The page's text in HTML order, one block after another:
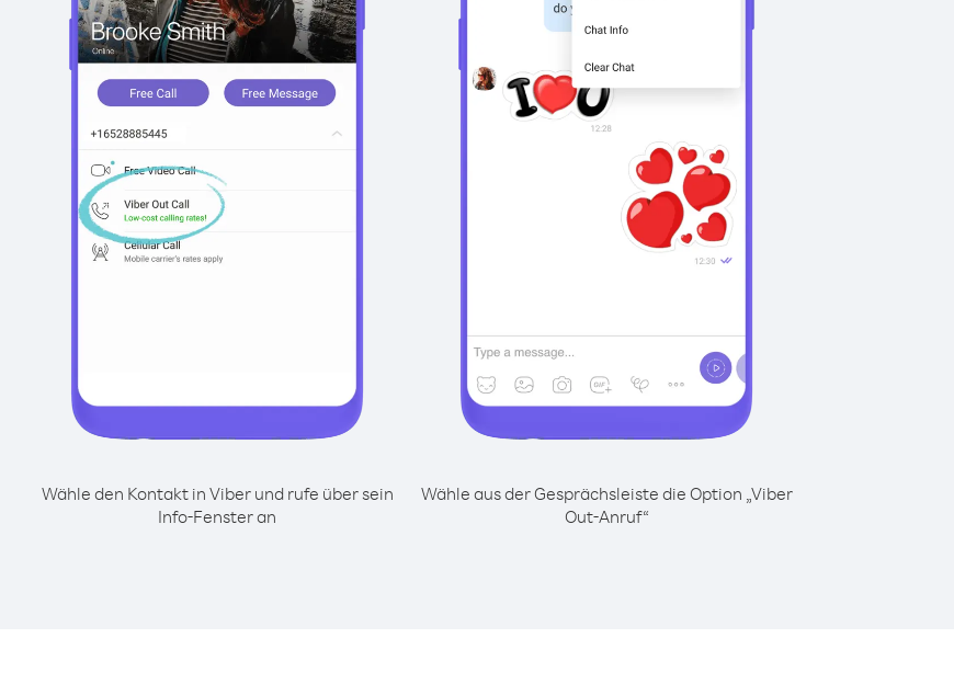
Wähle den Kontakt in Viber und rufe über sein
Info-Fenster an
Wähle aus der Gesprächsleiste die Option „Viber
Out-Anruf“